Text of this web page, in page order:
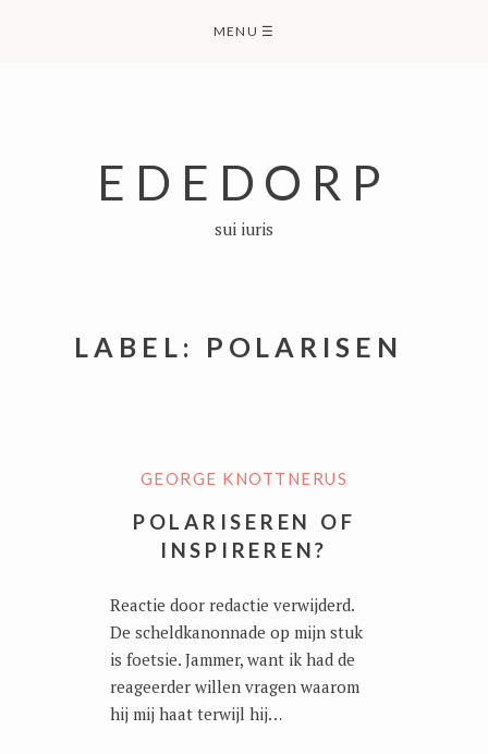
MENU ☰
EDEDORP
sui iuris
LABEL: POLARISEN
GEORGE KNOTTNERUS
POLARISEREN OF
INSPIREREN?
Reactie door redactie verwijderd.
De scheldkanonnade op mijn stuk
is foetsie. Jammer, want ik had de
reageerder willen vragen waarom
hij mij haat terwijl hij…